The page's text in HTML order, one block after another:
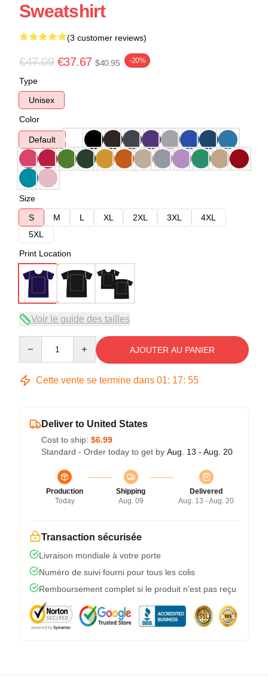
Sweatshirt
(3 customer reviews)
€47.09 €37.67 $40.95 -20%
Type
Unisex
Color
Default
Size
S
M L XL 2XL 3XL
4XL
5XL
Print Location
Voir le guide des tailles
AJOUTER AU PANIER
Cette vente se termine dans 01: 17: 54
Deliver to United States
Cost to ship: $6.99
Standard - Order today to get by Aug. 13 - Aug. 20
Production
Today
Shipping
Aug. 09
Delivered
Aug. 13 - Aug. 20
Transaction sécurisée
Livraison mondiale à votre porte
Numéro de suivi fourni pour tous les colis
Remboursement complet si le produit n'est pas reçu